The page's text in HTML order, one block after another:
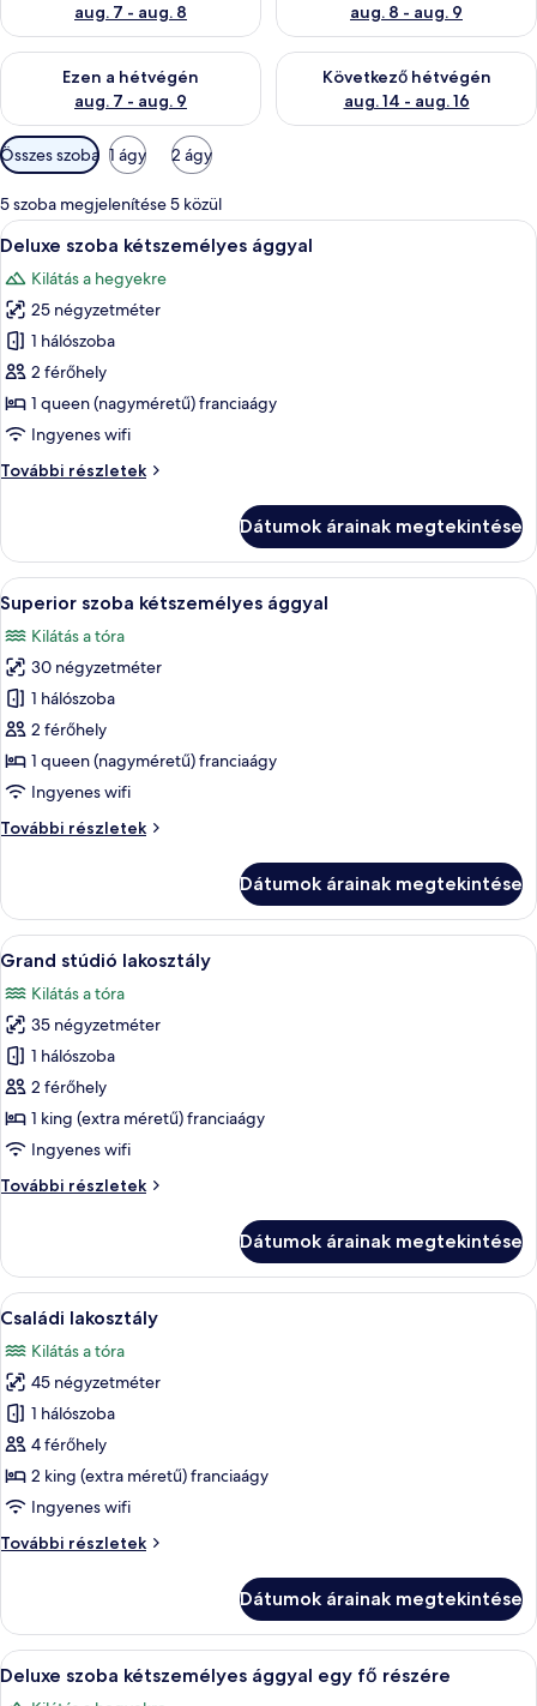
aug. 7 - aug. 8
aug. 8 - aug. 9
Ezen a hétvégén
aug. 7 - aug. 9
A mostani hétvégi rendelkezésre állás ellenőrzése: aug. 7 -
Következő hétvégén
aug. 14 - aug. 16
A következő hétvégi
Szobákhoz
rendelkezésre
álló
szűrők
Összes szoba 1 ágy 2 ágy
5 szoba megjelenítése 5 közül
A
következő
szoba
összes
képének
megtekintése:
Deluxe
szoba
kétszemélyes
ággyal
Egy gondosan megterített ágy fehér
5
Deluxe szoba kétszemélyes ággyal
Kilátás a hegyekre
25 négyzetméter
1 hálószoba
2 férőhely
1 queen (nagyméretű) franciaágy
Ingyenes wifi
További részletek
Deluxe
további
részletei
Dátumok árainak megtekintése
A
következő
szoba
összes
képének
megtekintése:
Superior
szoba
kétszemélyes
ággyal
Superior szoba kétszemélyes
5
Superior szoba kétszemélyes ággyal
Kilátás a tóra
30 négyzetméter
1 hálószoba
2 férőhely
1 queen (nagyméretű) franciaágy
Ingyenes wifi
További részletek
Superior
további
részletei
Dátumok árainak megtekintése
A
következő
szoba
összes
képének
megtekintése:
Grand
stúdió
lakosztály
Egy hagyományos szoba, melynek
5
Grand stúdió lakosztály
Kilátás a tóra
35 négyzetméter
1 hálószoba
2 férőhely
1 king (extra méretű) franciaágy
Ingyenes wifi
További részletek
Grand
részletei
Dátumok árainak megtekintése
A
következő
szoba
összes
képének
megtekintése:
Családi
lakosztály
Egy hagyományos stílusú szoba,
4
Családi lakosztály
Kilátás a tóra
45 négyzetméter
1 hálószoba
4 férőhely
2 king (extra méretű) franciaágy
Ingyenes wifi
További részletek
Családi
Dátumok árainak megtekintése
A
következő
Egy szállodai szoba, amelyben
4
Deluxe szoba kétszemélyes ággyal egy fő részére